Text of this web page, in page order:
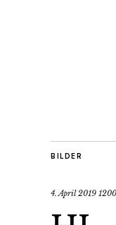
BILDER
4. April 2019